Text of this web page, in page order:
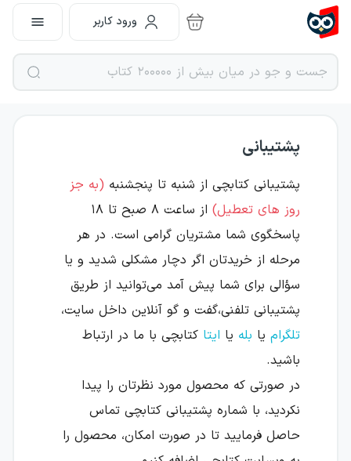
ورود کاربر
پشتیبانی
پشتیبانی کتابچی از شنبه تا پنجشنبه (به جز
روز های تعطیل)
از ساعت ۸ صبح تا ۱۸
پاسخگوی شما مشتریان گرامی است. در هر
مرحله از خریدتان اگر دچار مشکلی شدید و یا
سؤالی برای شما پیش آمد می‌توانید از طریق
پشتیبانی تلفنی،گفت و گو آنلاین داخل سایت،
تلگرام یا بله یا ایتا کتابچی با ما در ارتباط
باشید.
در صورتی که محصول مورد نظرتان را پیدا
نکردید، با شماره پشتیبانی کتابچی تماس
حاصل فرمایید تا در صورت امکان، محصول را